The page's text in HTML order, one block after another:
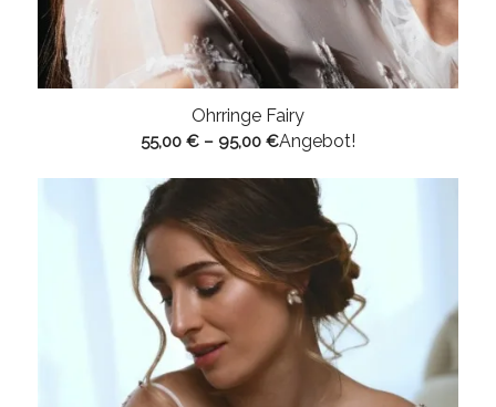
Ohrringe Fairy
55,00 €– 95,00 €Angebot!